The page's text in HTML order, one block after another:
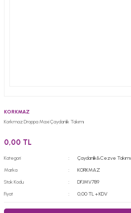
KORKMAZ
Korkmaz Droppa Maxi Çaydanlık Takımı
0,00 TL
Kategori
Çaydanlık&Cezve Takımı
Marka
KORKMAZ
Stok Kodu
DFJMV789
Fiyat
0,00 TL + KDV